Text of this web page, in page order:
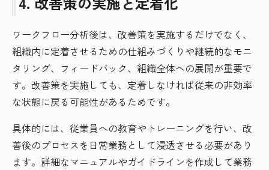
ワークフロー分析後は、改善策を実施するだけでなく、
組織内に定着させるための仕組みづくりや継続的なモニ
タリング、フィードバック、組織全体への展開が重要で
す。改善策を実施しても、定着しなければ従来の非効率
な状態に戻る可能性があるためです。
具体的には、従業員への教育やトレーニングを行い、改
善後のプロセスを日常業務として浸透させる必要があり
ます。詳細なマニュアルやガイドラインを作成して業務